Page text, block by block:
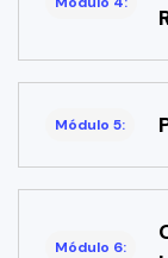
Módulo 5:
Módulo 6: